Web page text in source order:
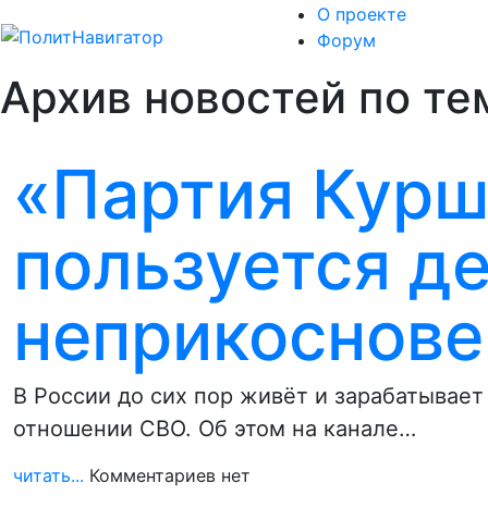
О проекте
Форум
Архив новостей по
«Партия
пользуется
В России до сих пор живёт и
отношении СВО. Об этом на канале…
читать... Комментариев нет